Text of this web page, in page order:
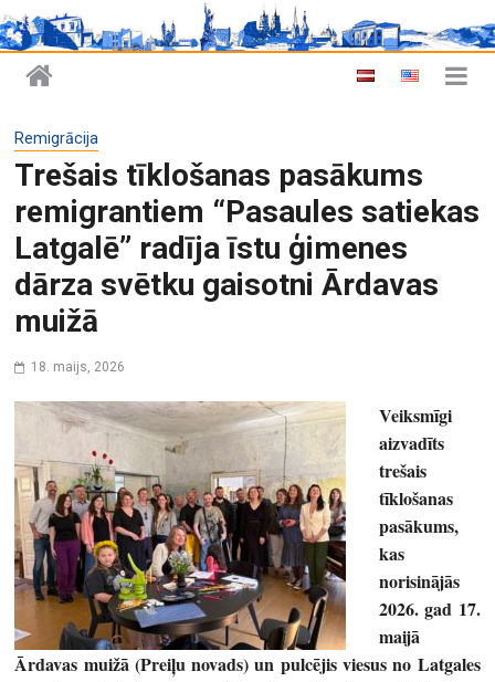
Remigrācija
Trešais tīklošanas pasākums
remigrantiem “Pasaules satiekas
Latgalē” radīja īstu ģimenes
dārza svētku gaisotni Ārdavas
muižā
18. maijs, 2026
Veiksmīgi
aizvadīts
trešais
tīklošanas
pasākums,
kas
norisinājās
2026. gad 17.
maijā
Ārdavas muižā (Preiļu novads) un pulcējis viesus no Latgales